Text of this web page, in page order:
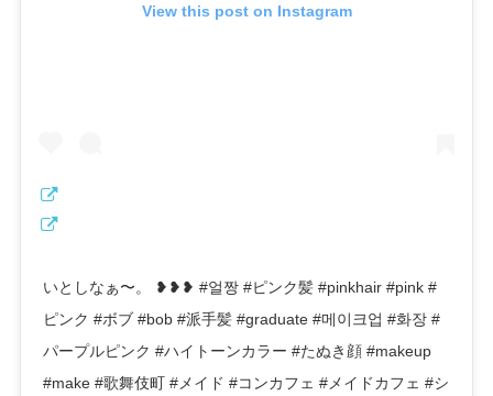
View this post on Instagram
いとしなぁ〜。 ❥❥❥ #얼짱 #ピンク髪 #pinkhair #pink #
ピンク #ボブ #bob #派手髪 #graduate #메이크업 #화장 #
パープルピンク #ハイトーンカラー #たぬき顔 #makeup
#make #歌舞伎町 #メイド #コンカフェ #メイドカフェ #シ